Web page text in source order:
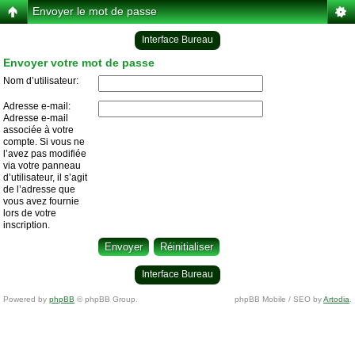
Envoyer le mot de passe
Interface Bureau
Envoyer votre mot de passe
Nom d’utilisateur:
Adresse e-mail:
Adresse e-mail
associée à votre
compte. Si vous ne
l’avez pas modifiée
via votre panneau
d’utilisateur, il s’agit
de l’adresse que
vous avez fournie
lors de votre
inscription.
Interface Bureau
Powered by phpBB © phpBB Group. phpBB Mobile / SEO byArtodia